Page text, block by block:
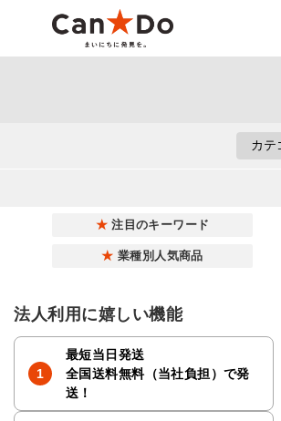
注目のキーワード
業種別人気商品
法人利用に嬉しい機能
最短当日発送
全国送料無料（当社負担）で発
送！